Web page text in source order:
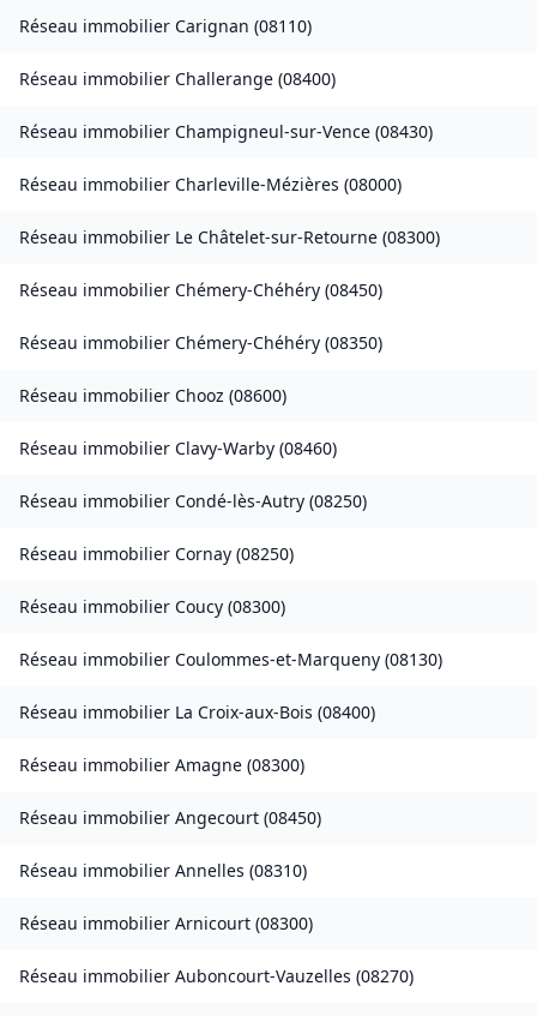
Réseau immobilier Carignan (08110)
Réseau immobilier Challerange (08400)
Réseau immobilier Champigneul-sur-Vence (08430)
Réseau immobilier Charleville-Mézières (08000)
Réseau immobilier Le Châtelet-sur-Retourne (08300)
Réseau immobilier Chémery-Chéhéry (08450)
Réseau immobilier Chémery-Chéhéry (08350)
Réseau immobilier Chooz (08600)
Réseau immobilier Clavy-Warby (08460)
Réseau immobilier Condé-lès-Autry (08250)
Réseau immobilier Cornay (08250)
Réseau immobilier Coucy (08300)
Réseau immobilier Coulommes-et-Marqueny (08130)
Réseau immobilier La Croix-aux-Bois (08400)
Réseau immobilier Amagne (08300)
Réseau immobilier Angecourt (08450)
Réseau immobilier Annelles (08310)
Réseau immobilier Arnicourt (08300)
Réseau immobilier Auboncourt-Vauzelles (08270)